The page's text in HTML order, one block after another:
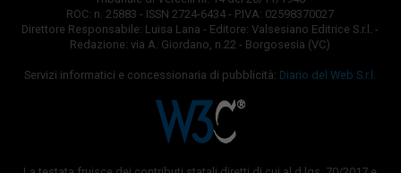
ROC: n. 25883 - ISSN 2724-6434 - P.IVA: 02598370027
Direttore Responsabile: Luisa Lana - Editore: Valsesiano Editrice S.r.l. -
Redazione: via A. Giordano, n.22 - Borgosesia (VC)
Servizi informatici e concessionaria di pubblicità: Diario del Web S.r.l.